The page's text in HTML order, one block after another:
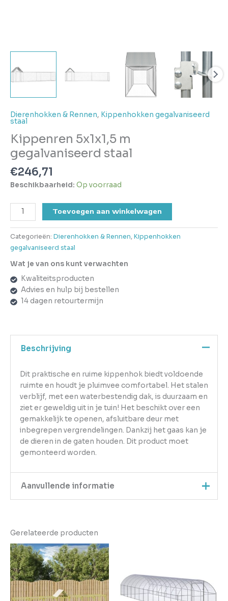
Dierenhokken & Rennen, Kippenhokken gegalvaniseerd
staal
Kippenren 5x1x1,5 m
gegalvaniseerd staal
€246,71
Beschikbaarheid: Op voorraad
Toevoegen aan winkelwagen
Categorieën: Dierenhokken & Rennen, Kippenhokken
gegalvaniseerd staal
Wat je van ons kunt verwachten
Kwaliteitsproducten
Advies en hulp bij bestellen
14 dagen retourtermijn
Beschrijving
Dit praktische en ruime kippenhok biedt voldoende
ruimte en houdt je pluimvee comfortabel. Het stalen
verblijf, met een waterbestendig dak, is duurzaam en
ziet er geweldig uit in je tuin! Het beschikt over een
gemakkelijk te openen, afsluitbare deur met
inbegrepen vergrendelingen. Dankzij het gaas kan je
de dieren in de gaten houden. Dit product moet
gemonteerd worden.
Aanvullende informatie
EAN
Gewicht 32.8
Aantal
pakketten in
levering
Gerelateerde producten